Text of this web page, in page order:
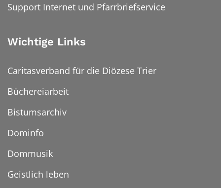
Support Internet und Pfarrbriefservice
Wichtige Links
Caritasverband für die Diözese Trier
Büchereiarbeit
Bistumsarchiv
Dominfo
Dommusik
Geistlich leben